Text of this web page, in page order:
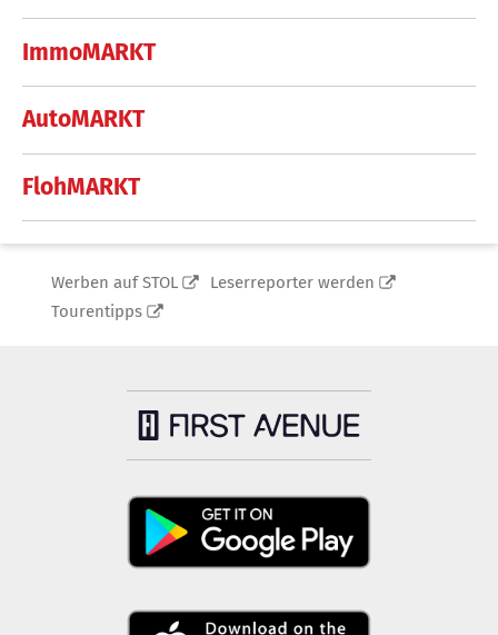
ImmoMARKT
AutoMARKT
FlohMARKT
Werben auf STOL
Leserreporter werden
Tourentipps